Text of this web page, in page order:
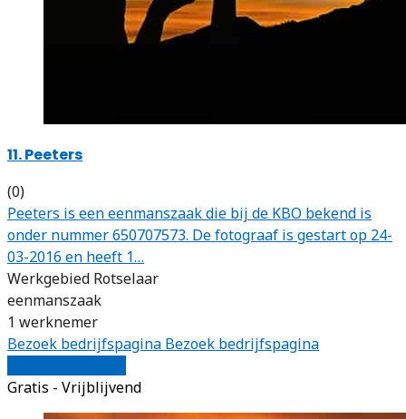
11. Peeters
(0)
Peeters is een eenmanszaak die bij de KBO bekend is
onder nummer 650707573. De fotograaf is gestart op 24-
03-2016 en heeft 1…
Werkgebied Rotselaar
eenmanszaak
1 werknemer
Bezoek bedrijfspagina Bezoek bedrijfspagina
Gratis - Vrijblijvend